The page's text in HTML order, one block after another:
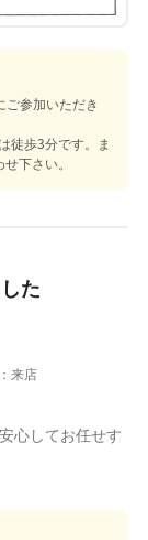
参加いただき
徒歩3分です。ま
下さい。
た
来店
心してお任せす